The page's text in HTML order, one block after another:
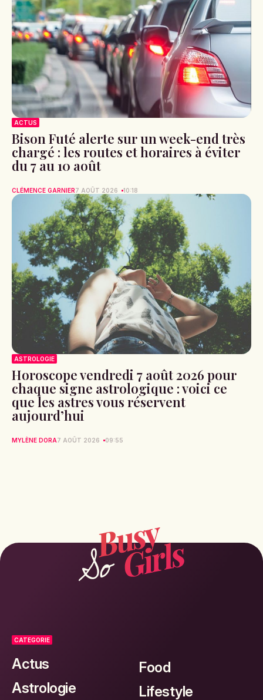
ACTUS
Bison Futé alerte sur un week-end très
chargé : les routes et horaires à éviter
du 7 au 10 août
CLÉMENCE GARNIER7 AOÛT 2026 10:18
ASTROLOGIE
Horoscope vendredi 7 août 2026 pour
chaque signe astrologique : voici ce
que les astres vous réservent
aujourd’hui
MYLÈNE DORA7 AOÛT 2026 09:55
CATEGORIE
Actus
Astrologie
Food
Lifestyle